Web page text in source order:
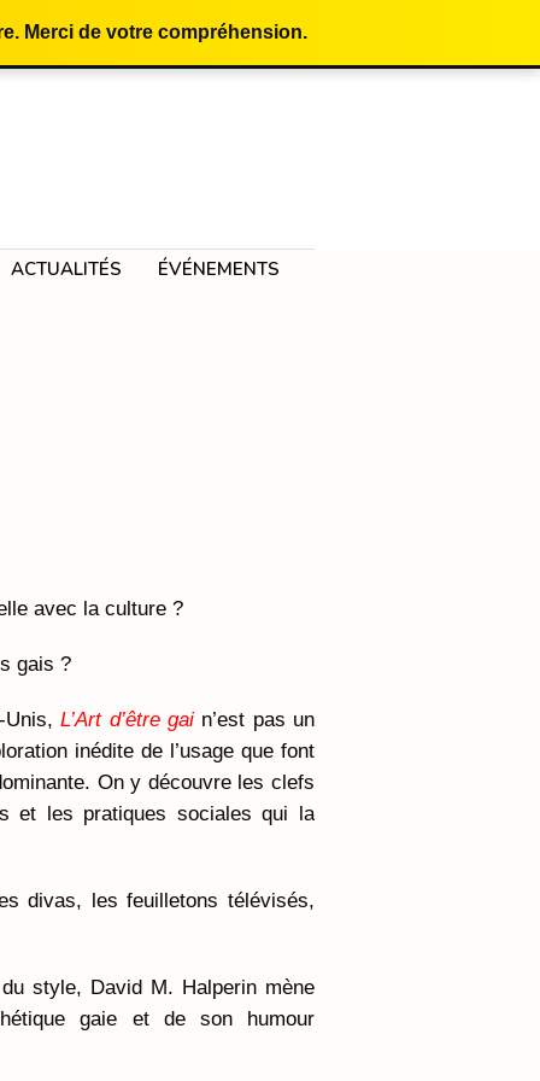
Merci de votre compréhension.
ACTUALITÉS ÉVÉNEMENTS
avec la culture ?
gais ?
Unis,L’Art d’être gai n’est pas un
inédite de l’usage que font
On y découvre les clefs
et les pratiques sociales qui la
divas, les feuilletons télévisés,
style, David M. Halperin mène
gaie et de son humour